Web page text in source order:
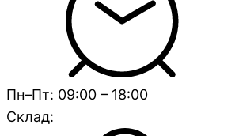
Пн–Пт: 09:00 – 18:00
Склад: